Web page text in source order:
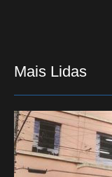
Mais Lidas